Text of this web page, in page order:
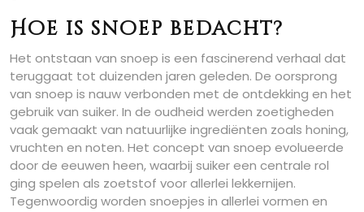
Hoe is snoep bedacht?
Het ontstaan van snoep is een fascinerend verhaal dat
teruggaat tot duizenden jaren geleden. De oorsprong
van snoep is nauw verbonden met de ontdekking en het
gebruik van suiker. In de oudheid werden zoetigheden
vaak gemaakt van natuurlijke ingrediënten zoals honing,
vruchten en noten. Het concept van snoep evolueerde
door de eeuwen heen, waarbij suiker een centrale rol
ging spelen als zoetstof voor allerlei lekkernijen.
Tegenwoordig worden snoepjes in allerlei vormen en